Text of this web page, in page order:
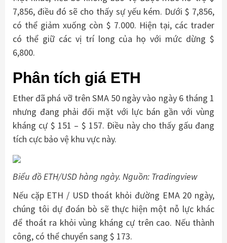
7,856, điều đó sẽ cho thấy sự yếu kém. Dưới $ 7,856,
có thể giảm xuống còn $ 7.000. Hiện tại, các trader
có thể giữ các vị trí long của họ với mức dừng $
6,800.
Phân tích giá ETH
Ether đã phá vỡ trên SMA 50 ngày vào ngày 6 tháng 1
nhưng đang phải đối mặt với lực bán gần với vùng
kháng cự $ 151 – $ 157. Điều này cho thấy gấu đang
tích cực bảo vệ khu vực này.
Biểu đồ ETH/USD hàng ngày. Nguồn: Tradingview
Nếu cặp ETH / USD thoát khỏi đường EMA 20 ngày,
chúng tôi dự đoán bò sẽ thực hiện một nỗ lực khác
để thoát ra khỏi vùng kháng cự trên cao. Nếu thành
công, có thể chuyển sang $ 173.